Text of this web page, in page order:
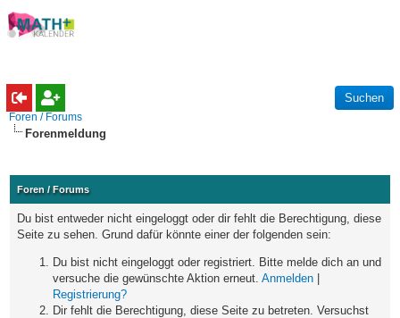
Foren / Forums
Forenmeldung
Foren / Forums
Du bist entweder nicht eingeloggt oder dir fehlt die Berechtigung, diese
Seite zu sehen. Grund dafür könnte einer der folgenden sein:
Du bist nicht eingeloggt oder registriert. Bitte melde dich an und
versuche die gewünschte Aktion erneut. Anmelden |
Registrierung?
Dir fehlt die Berechtigung, diese Seite zu betreten. Versuchst